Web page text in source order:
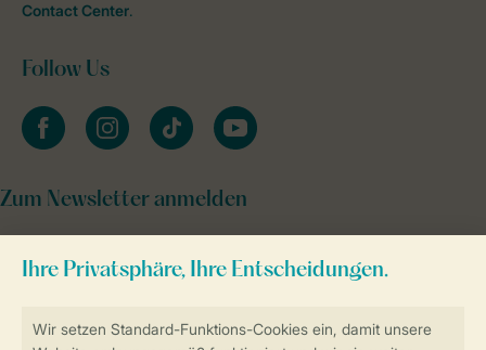
Contact Center.
Follow Us
facebookinstagramtiktok youtube
Zum Newsletter anmelden